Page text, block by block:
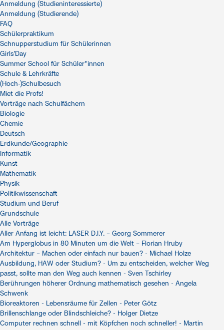
Anmeldung (Studieninteressierte)
Anmeldung (Studierende)
FAQ
Schülerpraktikum
Schnupperstudium für Schülerinnen
Girls'Day
Summer School für Schüler*innen
Schule & Lehrkräfte
(Hoch-)Schulbesuch
Miet die Profs!
Vorträge nach Schulfächern
Biologie
Chemie
Deutsch
Erdkunde/Geographie
Informatik
Kunst
Mathematik
Physik
Politikwissenschaft
Studium und Beruf
Grundschule
Alle Vorträge
Aller Anfang ist leicht: LASER D.I.Y. – Georg Sommerer
Am Hyperglobus in 80 Minuten um die Welt – Florian Hruby
Architektur – Machen oder einfach nur bauen? - Michael Holze
Ausbildung, HAW oder Studium? - Um zu entscheiden, welcher Weg
passt, sollte man den Weg auch kennen - Sven Tschirley
Berührungen höherer Ordnung mathematisch gesehen - Angela
Schwenk
Bioreaktoren - Lebensräume für Zellen - Peter Götz
Brillenschlange oder Blindschleiche? - Holger Dietze
Computer rechnen schnell - mit Köpfchen noch schneller! - Martin